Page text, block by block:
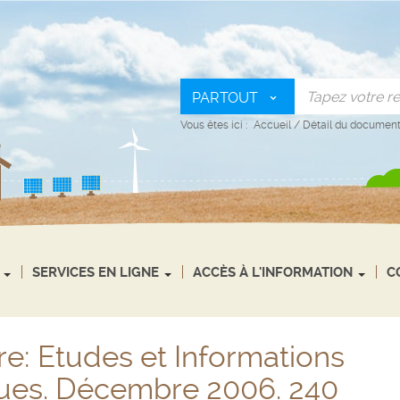
PARTOUT
Vous êtes ici : Accueil / Détail du document
SERVICES EN LIGNE ACCÈS À L'INFORMATION
Etudes et Informations
Décembre 2006. 240